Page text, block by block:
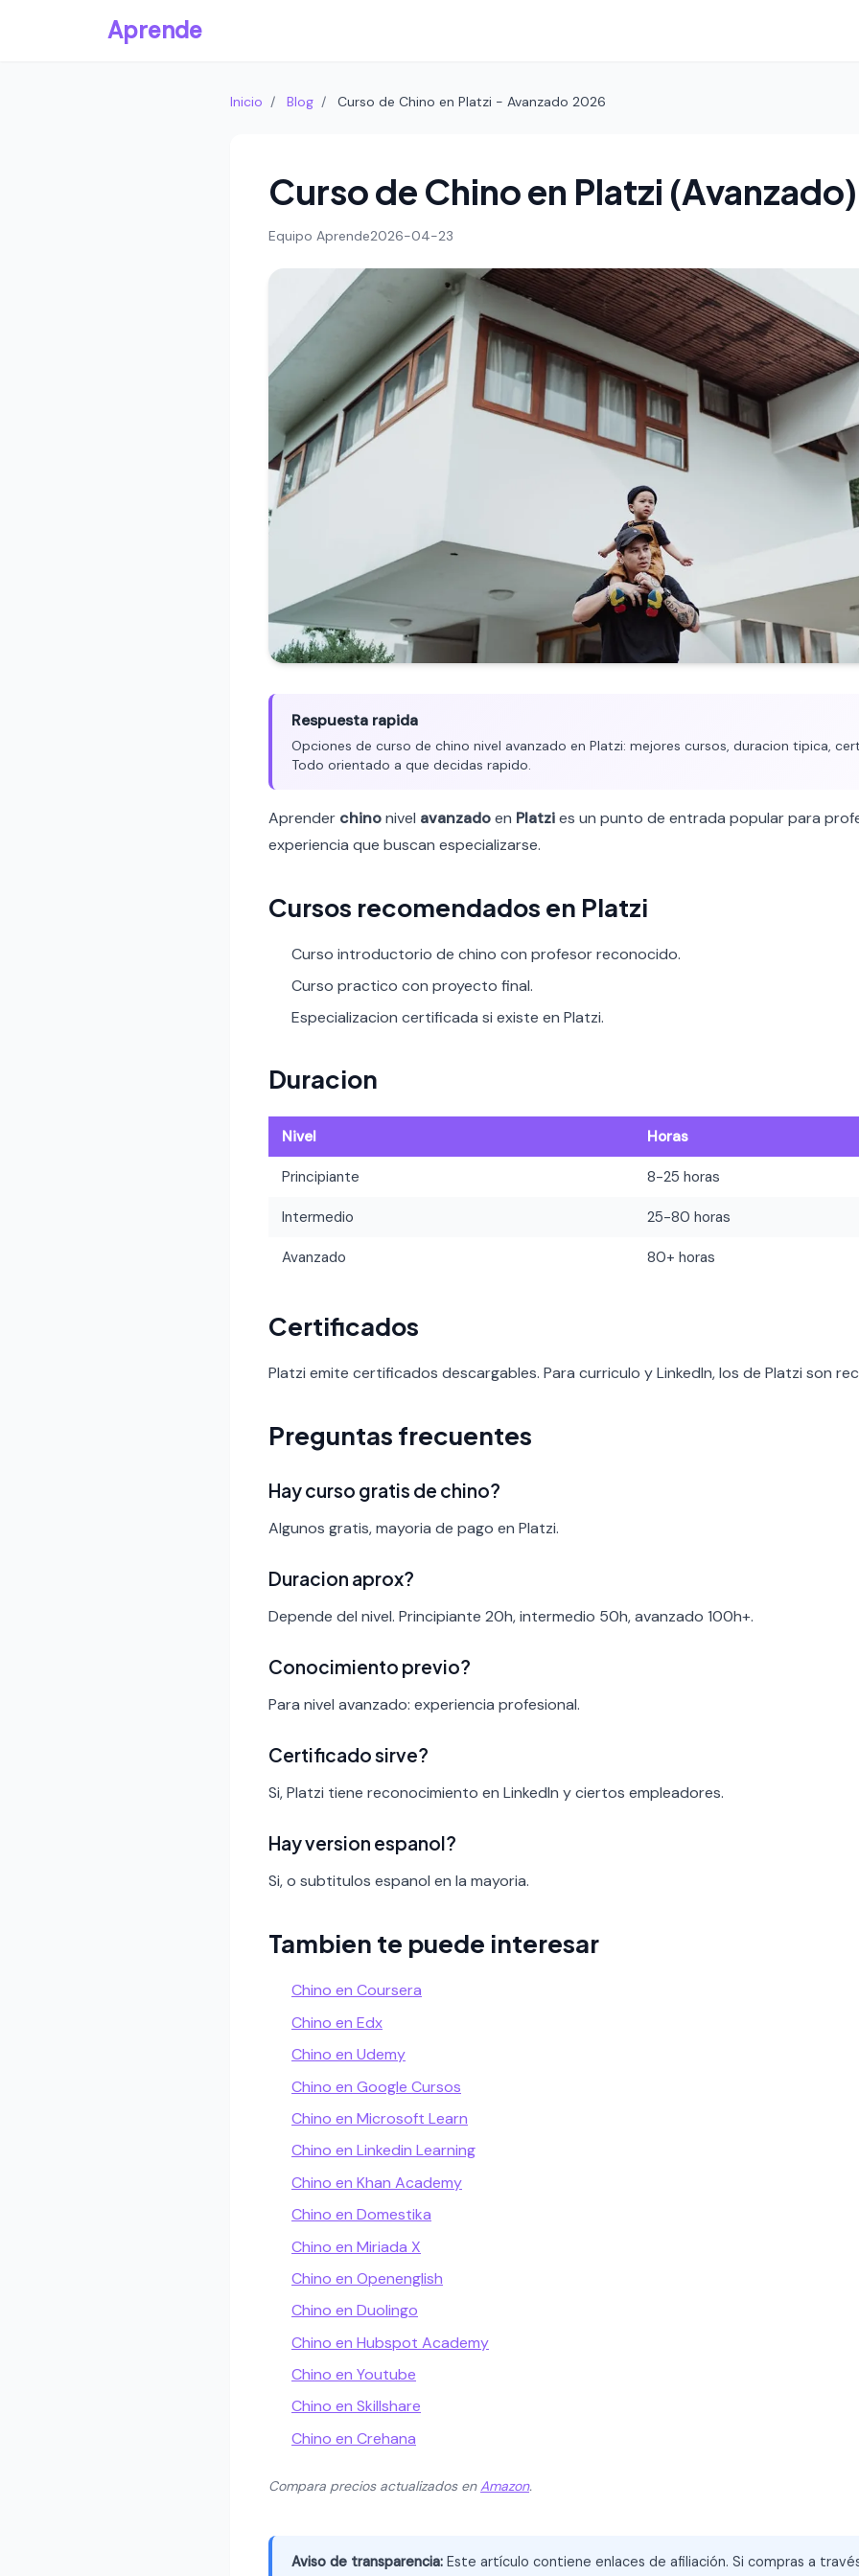
Aprende
Inicio / Blog / Curso de Chino en Platzi - Avanzado 2026
Curso de Chino en Platzi (Avanzado)
Equipo Aprende2026-04-23
Respuesta rapida
Opciones de curso de chino nivel avanzado en Platzi: mejores cursos, duracion tipica,
Todo orientado a que decidas rapido.
Aprender chinonivel avanzadoen Platzies un punto de entrada popular para
experiencia que buscan especializarse.
Cursos recomendados en Platzi
Curso introductorio de chino con profesor reconocido.
Curso practico con proyecto final.
Especializacion certificada si existe en Platzi.
Duracion
Nivel Horas
Principiante 8-25 horas
Intermedio 25-80 horas
Avanzado 80+ horas
Certificados
Platzi emite certificados descargables. Para curriculo y LinkedIn, los de Platzi son
Preguntas frecuentes
Hay curso gratis de chino?
Algunos gratis, mayoria de pago en Platzi.
Duracion aprox?
Depende del nivel. Principiante 20h, intermedio 50h, avanzado 100h+.
Conocimiento previo?
Para nivel avanzado: experiencia profesional.
Certificado sirve?
Si, Platzi tiene reconocimiento en LinkedIn y ciertos empleadores.
Hay version espanol?
Si, o subtitulos espanol en la mayoria.
Tambien te puede interesar
Chino en Coursera
Chino en Edx
Chino en Udemy
Chino en Google Cursos
Chino en Microsoft Learn
Chino en Linkedin Learning
Chino en Khan Academy
Chino en Domestika
Chino en Miriada X
Chino en Openenglish
Chino en Duolingo
Chino en Hubspot Academy
Chino en Youtube
Chino en Skillshare
Chino en Crehana
Compara precios actualizados enAmazon.
Aviso de transparencia: Este artículo contiene enlaces de afiliación. Si compras a